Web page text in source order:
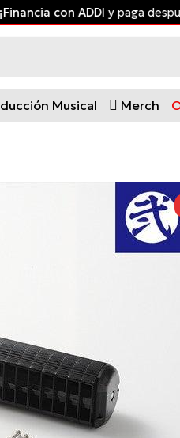
¡Financia con ADDIy paga
Musical Merch